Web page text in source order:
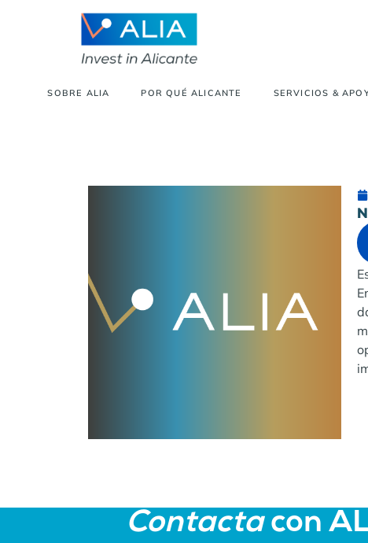
SOBRE ALIA POR QUÉ ALICANTE SERVICIOS &
Contacta con